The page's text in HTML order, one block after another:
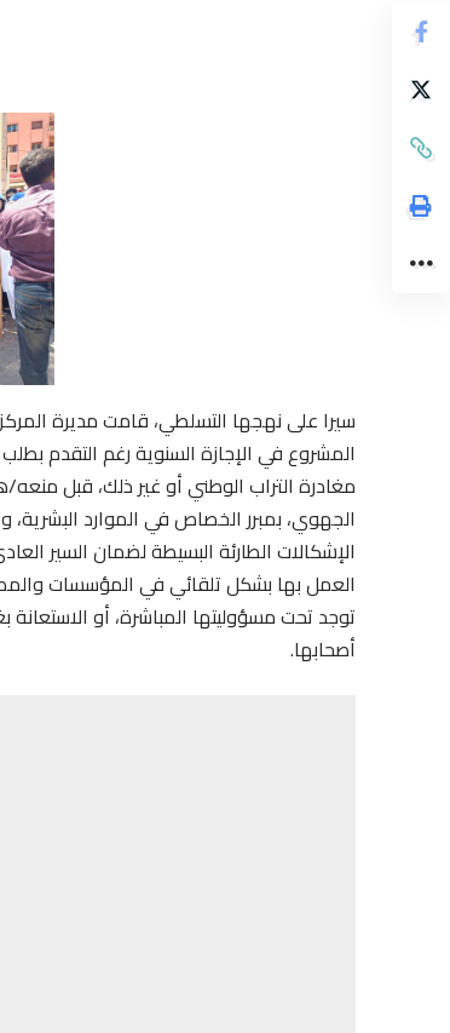
سيرا على نهجها التسلطي، قامت مديرة
المشروع في الإجازة السنوية رغم التقدم
مغادرة التراب الوطني أو غير ذلك، قبل
الجهوي، بمبرر الخصاص في الموارد
الإشكالات الطارئة البسيطة لضمان السير
العمل بها بشكل تلقائي في المؤسسات
توجد تحت مسؤوليتها المباشرة، أو
أصحابها.